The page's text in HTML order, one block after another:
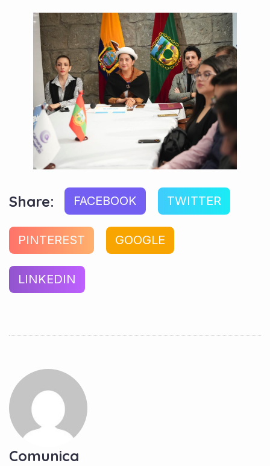
Share: FACEBOOK TWITTER
PINTEREST GOOGLE
LINKEDIN
Comunica